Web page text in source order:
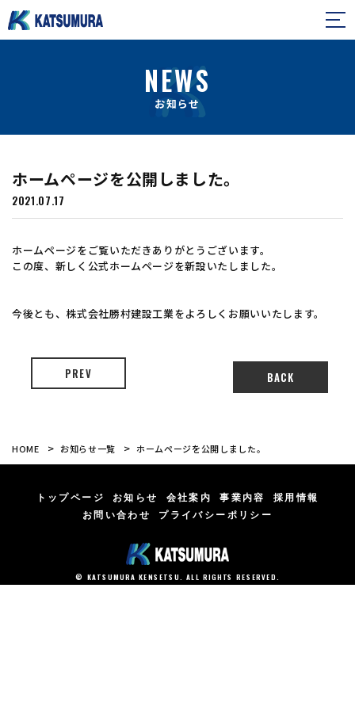
NEWS
NEWS
お知らせ
ホームページを公開しました。
2021.07.17
ホームページをご覧いただきありがとうございます。
この度、新しく公式ホームページを新設いたしました。
今後とも、株式会社勝村建設工業をよろしくお願いいたします。
PREV BACK
HOME お知らせ一覧 ホームページを公開しました。
© KATSUMURA KENSETSU. ALL RIGHTS RESERVED.
トップページ お知らせ 会社案内 事業内容
採用情報
お問い合わせ
プライバシーポリシー